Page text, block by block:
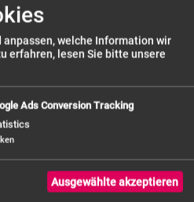
1500 - 15000 U/min
50 mm
82 mm
anpassen, welche Information wir
erfahren, lesen Sie bitte unsere
Ads Conversion Tracking
Ausgewählte akzeptieren